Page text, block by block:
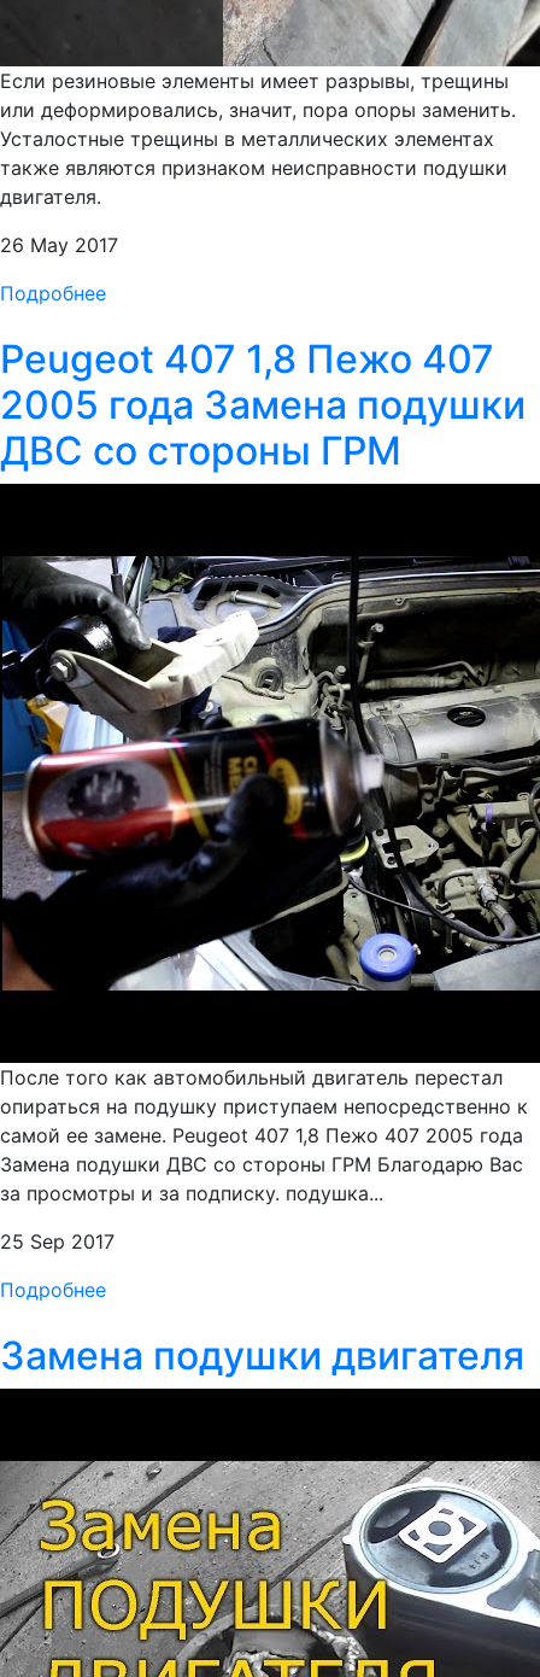
Если резиновые элементы имеет разрывы, трещины
или деформировались, значит, пора опоры заменить.
Усталостные трещины в металлических элементах
также являются признаком неисправности подушки
двигателя.
26 May 2017
Подробнее
Peugeot 407 1,8 Пежо 407
2005 года Замена подушки
ДВС со стороны ГРМ
После того как автомобильный двигатель перестал
опираться на подушку приступаем непосредственно к
самой ее замене. Peugeot 407 1,8 Пежо 407 2005 года
Замена подушки ДВС со стороны ГРМ Благодарю Вас
за просмотры и за подписку. подушка...
25 Sep 2017
Подробнее
Замена подушки двигателя